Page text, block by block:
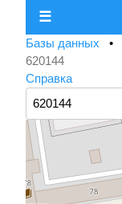
☰
Базы данных •
620144
Справка